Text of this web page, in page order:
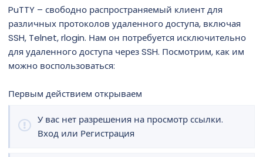
PuTTY – свободно распространяемый клиент для
различных протоколов удаленного доступа, включая
SSH, Telnet, rlogin. Нам он потребуется исключительно
для удаленного доступа через SSH. Посмотрим, как им
можно воспользоваться:
Первым действием открываем
У вас нет разрешения на просмотр ссылки.
Вход или Регистрация